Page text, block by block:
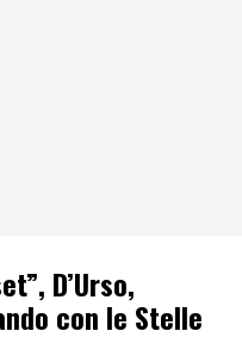
D’Urso,
con le Stelle